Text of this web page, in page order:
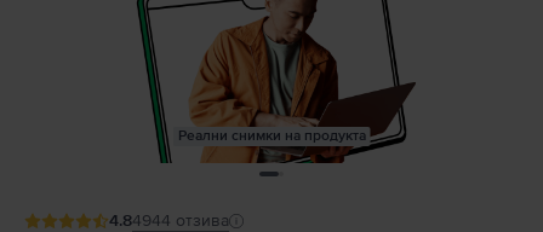
Реални снимки на продукта
4.84944 отзива